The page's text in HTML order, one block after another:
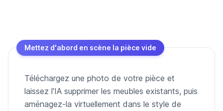
Mettez d'abord en scène la pièce vide
Téléchargez une photo de votre pièce et
laissez l'IA supprimer les meubles existants, puis
aménagez-la virtuellement dans le style de